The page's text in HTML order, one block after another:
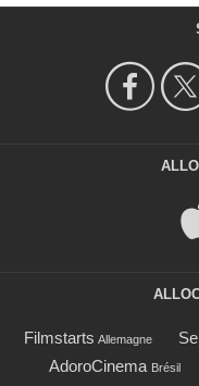
Filmstarts Allemagne
AdoroCinema Brésil